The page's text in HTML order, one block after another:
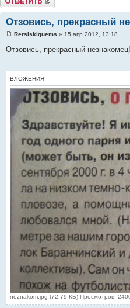
Отзовись, прекрасный
Rersiskiquems » 15 апр 2012, 13:18
Отзовись, прекрасный незнакомец!
ВЛОЖЕНИЯ
neznakom.jpg (72.79 КБ) Просмотров: